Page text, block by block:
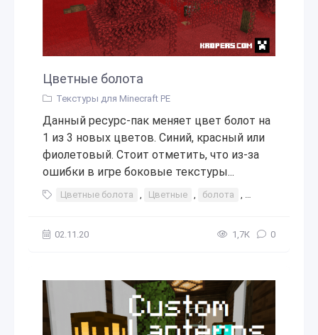
Цветные болота
Текстуры для Minecraft PE
Данный ресурс-пак меняет цвет болот на
1 из 3 новых цветов. Синий, красный или
фиолетовый. Стоит отметить, что из-за
ошибки в игре боковые текстуры...
Цветные болота , Цветные , болота , новые цвета
02.11.20 1,7К 0